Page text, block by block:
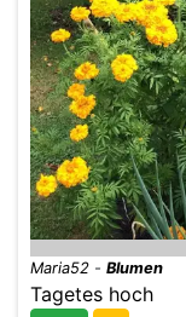
Maria52 - Blumen
Tagetes hoch